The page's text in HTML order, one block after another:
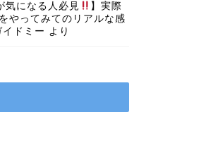
気になる人必見
】実際
やってみてのリアルな感
ドミー より